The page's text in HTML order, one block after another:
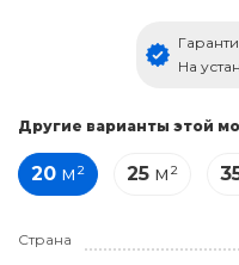
На
Другие варианты этой
20 м² 25 м²
Страна